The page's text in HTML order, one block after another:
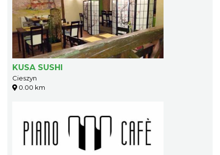
KUSA SUSHI
Cieszyn
0.00 km